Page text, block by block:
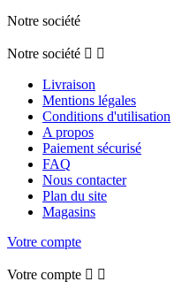
Notre société
Notre société  
Livraison
Mentions légales
Conditions d'utilisation
A propos
Paiement sécurisé
FAQ
Nous contacter
Plan du site
Magasins
Votre compte
Votre compte  